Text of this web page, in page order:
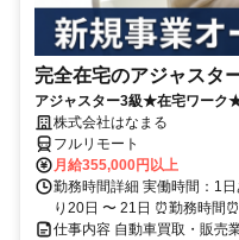
完全在宅のアジャスタ
アジャスター3級★在宅ワー
株式会社はなまる
フルリモート
月給355,000円以上
勤務時間詳細 実働時間：1
り20日 〜 21日 ⏰勤務時間
仕事内容 自動車買取・販売